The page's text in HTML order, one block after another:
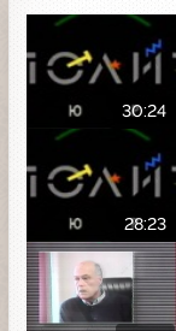
30:24
28:23